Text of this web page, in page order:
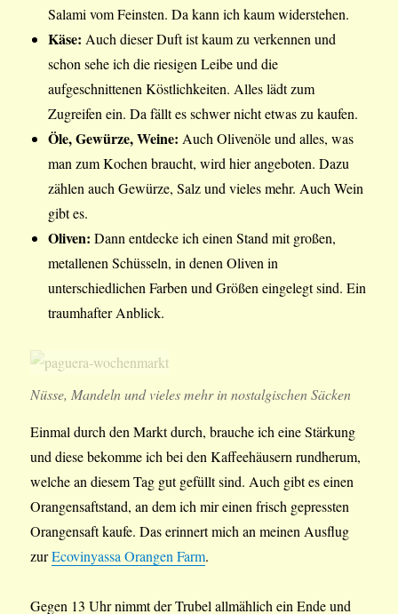
Salami vom Feinsten. Da kann ich kaum widerstehen.
Käse: Auch dieser Duft ist kaum zu verkennen und
schon sehe ich die riesigen Leibe und die
aufgeschnittenen Köstlichkeiten. Alles lädt zum
Zugreifen ein. Da fällt es schwer nicht etwas zu kaufen.
Öle, Gewürze, Weine: Auch Olivenöle und alles, was
man zum Kochen braucht, wird hier angeboten. Dazu
zählen auch Gewürze, Salz und vieles mehr. Auch Wein
gibt es.
Oliven: Dann entdecke ich einen Stand mit großen,
metallenen Schüsseln, in denen Oliven in
unterschiedlichen Farben und Größen eingelegt sind. Ein
traumhafter Anblick.
Nüsse, Mandeln und vieles mehr in nostalgischen Säcken
Einmal durch den Markt durch, brauche ich eine Stärkung
und diese bekomme ich bei den Kaffeehäusern rundherum,
welche an diesem Tag gut gefüllt sind. Auch gibt es einen
Orangensaftstand, an dem ich mir einen frisch gepressten
Orangensaft kaufe. Das erinnert mich an meinen Ausflug
zurEcovinyassa Orangen Farm.
Gegen 13 Uhr nimmt der Trubel allmählich ein Ende und